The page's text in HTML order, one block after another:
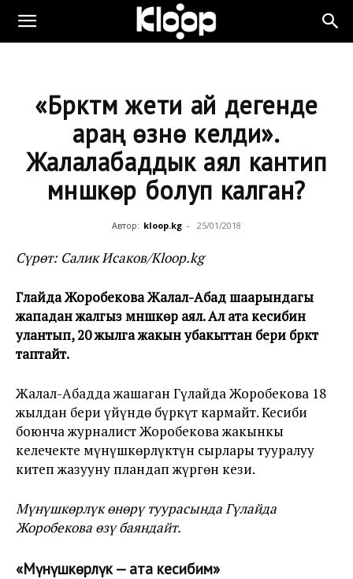
«Бүркүтүм жети ай дегенде
араң өзүнө келди».
Жалалабаддык аял кантип
мүнүшкөр болуп калган?
Автор: kloop.kg - 25/01/2018
Сүрөт: Салик Исаков/Kloop.kg
Гүлайда Жоробекова Жалал-Абад шаарындагы
жападан жалгыз мүнүшкөр аял. Ал ата кесибин
улантып, 20 жылга жакын убакыттан бери бүркүт
таптайт.
Жалал-Абадда жашаган Гүлайда Жоробекова 18
жылдан бери үйүндө бүркүт кармайт. Кесиби
боюнча журналист Жоробекова жакынкы
келечекте мүнүшкөрлүктүн сырлары тууралуу
китеп жазууну пландап жүргөн кези.
Мүнүшкөрлүк өнөрү туурасында Гүлайда
Жоробекова өзү баяндайт.
«Мүнүшкөрлүк — ата кесибим»